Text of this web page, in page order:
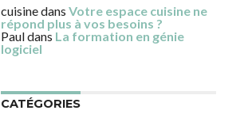
cuisinedans Votre espace cuisine ne
répond plus à vos besoins ?
Pauldans La formation en génie
logiciel
CATÉGORIES